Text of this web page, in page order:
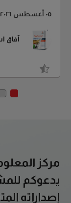
٠٥ أغسطس ٢٠٢٦
آفاق
مركز
يدعوكم
إصداراته